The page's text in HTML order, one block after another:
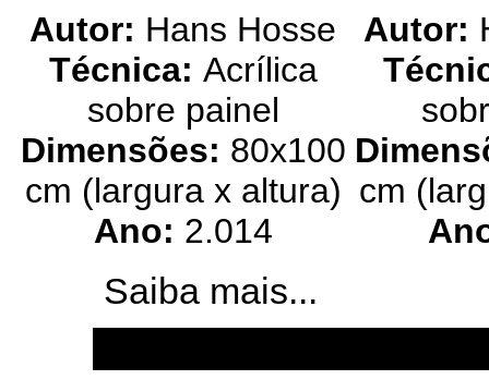
Autor: Hans Hosse
Técnica: Acrílica
sobre painel
Dimensões: 80x100
cm (largura x altura)
Ano: 2.014
Autor:
cm
Saiba mais...